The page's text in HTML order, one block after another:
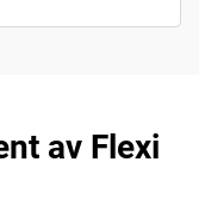
av Flexi